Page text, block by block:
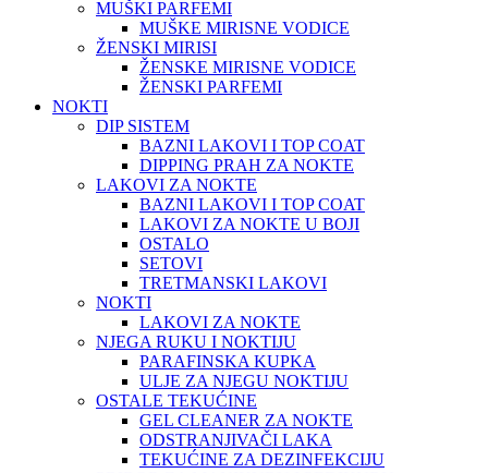
MUŠKI PARFEMI
MUŠKE MIRISNE VODICE
ŽENSKI MIRISI
ŽENSKE MIRISNE VODICE
ŽENSKI PARFEMI
NOKTI
DIP SISTEM
BAZNI LAKOVI I TOP COAT
DIPPING PRAH ZA NOKTE
LAKOVI ZA NOKTE
BAZNI LAKOVI I TOP COAT
LAKOVI ZA NOKTE U BOJI
OSTALO
SETOVI
TRETMANSKI LAKOVI
NOKTI
LAKOVI ZA NOKTE
NJEGA RUKU I NOKTIJU
PARAFINSKA KUPKA
ULJE ZA NJEGU NOKTIJU
OSTALE TEKUĆINE
GEL CLEANER ZA NOKTE
ODSTRANJIVAČI LAKA
TEKUĆINE ZA DEZINFEKCIJU